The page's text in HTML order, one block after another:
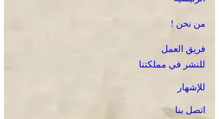
من نحن !
فريق العمل
للنشر في مملكتنا
للإشهار
اتصل بنا